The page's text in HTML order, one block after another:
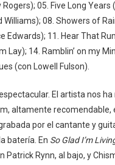
05. Five Long
Williams); 08. Showers of
11. Hear That
Lay); 14. Ramblin’ on my
(con Lowell Fulson).
El artista nos
altamente recomendable,
por el cantante y
batería. En So Glad I’m
Rynn, al bajo, y